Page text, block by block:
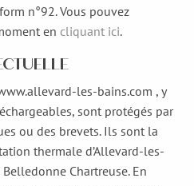
n°92. Vous pouvez
en cliquant ici.
les-bains.com , y
sont protégés par
ou des brevets. Ils sont la
thermale d’Allevard-les-
Chartreuse. En